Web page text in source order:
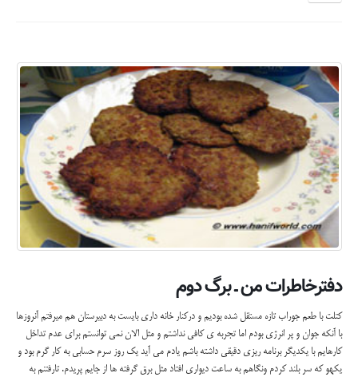
دفترخاطرات من ـ برگ دوم
کتلت با طعم جوراب تازه مستقل شده بودیم و درکنار خانه داری بایست به دبیرستان هم میرفتم آنروزها
با آنکه جوان و پر انرژی بودم اما تجربه ی کافی نداشتم و مثل الان نمی توانستم برای عدم تداخل
کارهایم با یکدیگر برنامه ریزی دقیقی داشته باشم یادم می آید یک روز سرم حسابی به کار گرم بود و
یکهو که سر بلند کردم ونگاهم به ساعت دیواری افتاد مثل برق گرفته ها از جایم پریدم. تارفتنم به